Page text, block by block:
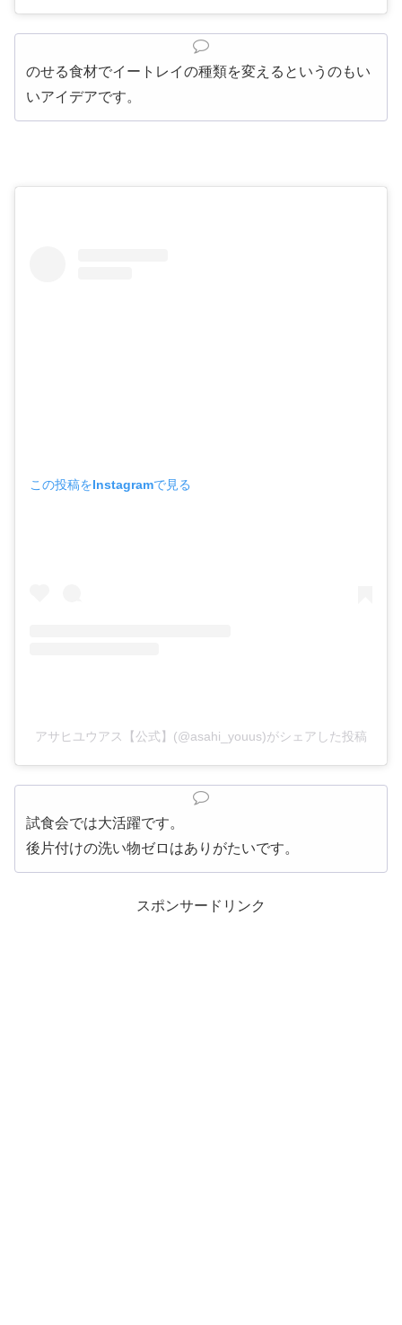
のせる食材でイートレイの種類を変えるというのもい
いアイデアです。
この投稿をInstagramで見る
アサヒユウアス【公式】(@asahi_youus)がシェアした投稿
試食会では大活躍です。
後片付けの洗い物ゼロはありがたいです。
スポンサードリンク